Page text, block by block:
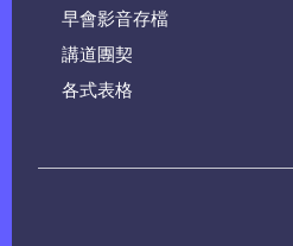
早會影音存檔
講道團契
各式表格